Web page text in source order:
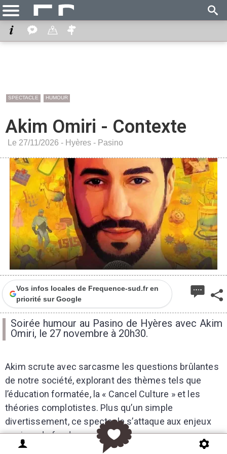
SPECTACLE HUMOUR
Akim Omiri - Contexte
Le 27/11/2026 - Hyères - Pasino
Vos infos locales de Frequence-sud.fr en
priorité sur Google
Soirée humour au Pasino de Hyères avec Akim
Omiri, le 27 novembre à 20h30.
Akim scrute avec sarcasme les questions brûlantes
de notre société, explorant des thèmes tels que
l’éducation formatée, la « Cancel Culture » et les
théories complotistes. Plus qu’un simple
divertissement, ce spectacle s’attaque aux enjeux
sociaux de fond.